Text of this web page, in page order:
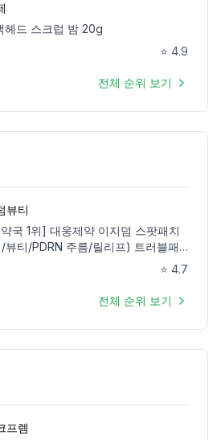
헤드 스크럽 밤 20g
⭐ 4.9
전체 순위 보기
뷰티
국 1위] 대웅제약 이지덤 스팟패치
/뷰티/PDRN 주름/릴리프) 트러블패
⭐ 4.7
전체 순위 보기
프렘